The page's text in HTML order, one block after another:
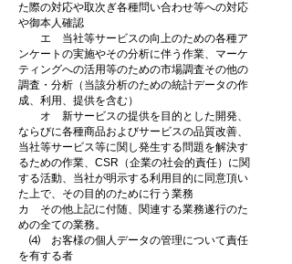
た際の対応や取次ぎ各種問い合わせ等への対応
や御本人確認
エ 当社等サービスの向上のための各種ア
ンケートの実施やその分析に伴う作業、マーケ
ティングへの活用等のための市場調査その他の
調査・分析（当該分析のための統計データの作
成、利用、提供を含む）
オ 新サービスの提供を目的とした開発、
ならびに各種商品およびサービスの品質改善、
当社等サービス等に関し発生する問題を解決す
るための作業、CSR（企業の社会的責任）に関
する活動、当社が明示する利用目的に同意頂い
た上で、その目的のために行う業務
カ その他上記に付随、関連する業務遂行のた
めの全ての業務。
⑷ お客様の個人データの管理について責任
を有する者